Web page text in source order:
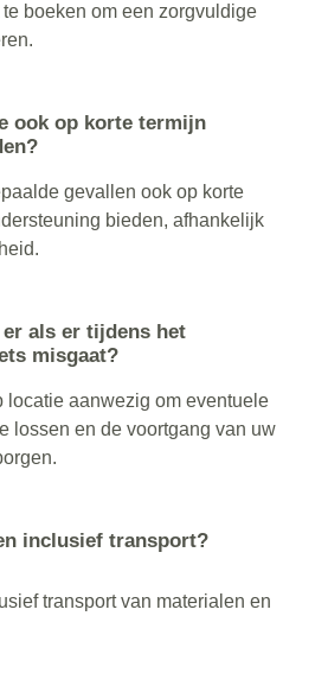
boeken om een zorgvuldige
ook op korte termijn
gevallen ook op korte
bieden, afhankelijk
als er tijdens het
misgaat?
locatie aanwezig om eventuele
lossen en de voortgang van uw
inclusief transport?
transport van materialen en